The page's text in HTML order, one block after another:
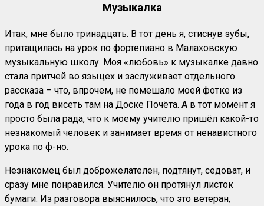
Музыкалка
Итак, мне было тринадцать. В тот день я, стиснув зубы,
притащилась на урок по фортепиано в Малаховскую
музыкальную школу. Моя «любовь» к музыкалке давно
стала притчей во языцех и заслуживает отдельного
рассказа – что, впрочем, не помешало моей фотке из
года в год висеть там на Доске Почёта. А в тот момент я
просто была рада, что к моему учителю пришёл какой-то
незнакомый человек и занимает время от ненавистного
урока по ф-но.
Незнакомец был доброжелателен, подтянут, седоват, и
сразу мне понравился. Учителю он протянул листок
бумаги. Из разговора выяснилось, что это ветеран,